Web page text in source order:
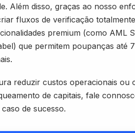
Além disso, graças ao nosso
fluxos de verificação
premium (como AML
que permitem poupanças até
reduzir custos operacionais ou
de capitais, fale
de sucesso.